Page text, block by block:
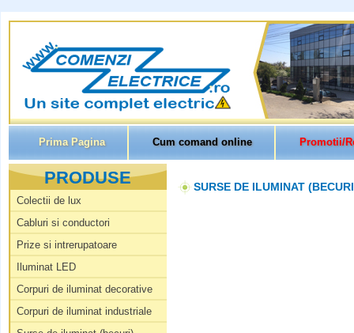
Prima Pagina Cum comand online Promotii/
PRODUSE
Colectii de lux
Cabluri si conductori
Prize si intrerupatoare
Iluminat LED
Corpuri de iluminat decorative
Corpuri de iluminat industriale
SURSE DE ILUMINAT